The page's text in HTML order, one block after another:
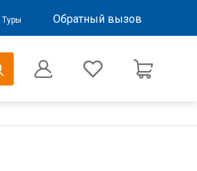
Туры Обратный вызов